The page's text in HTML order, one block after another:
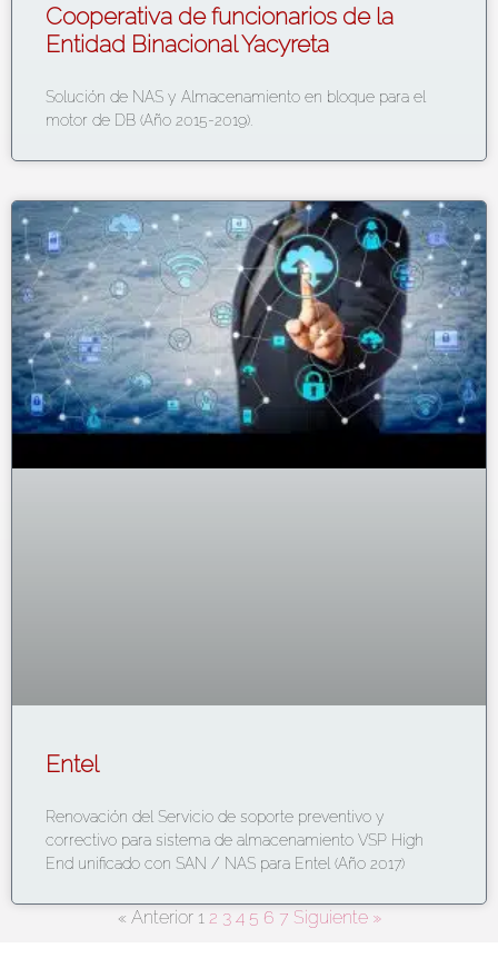
Cooperativa de funcionarios de la
Entidad Binacional Yacyreta
Solución de NAS y Almacenamiento en bloque para el
motor de DB (Año 2015-2019).
Entel
Renovación del Servicio de soporte preventivo y
correctivo para sistema de almacenamiento VSP High
End unificado con SAN / NAS para Entel (Año 2017)
« Anterior 1 2 3 4 5 6 7 Siguiente »